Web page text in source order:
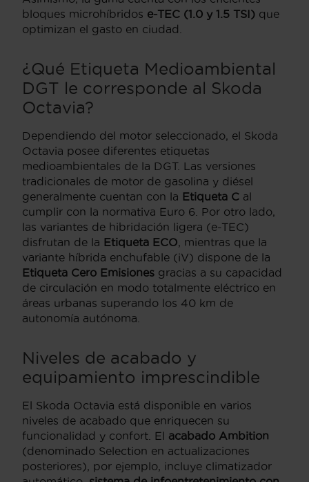
bloques microhíbridos e-TEC (1.0 y 1.5 TSI) que
optimizan el gasto en ciudad.
¿Qué Etiqueta Medioambiental
DGT le corresponde al Skoda
Octavia?
Dependiendo del motor seleccionado, el Skoda
Octavia posee diferentes etiquetas
medioambientales de la DGT. Las versiones
tradicionales de motor de gasolina y diésel
generalmente cuentan con la Etiqueta C al
cumplir con la normativa Euro 6. Por otro lado,
las variantes de hibridación ligera (e-TEC)
disfrutan de la Etiqueta ECO , mientras que la
variante híbrida enchufable (iV) dispone de la
Etiqueta Cero Emisiones gracias a su capacidad
de circulación en modo totalmente eléctrico en
áreas urbanas superando los 40 km de
autonomía autónoma.
Niveles de acabado y
equipamiento imprescindible
El Skoda Octavia está disponible en varios
niveles de acabado que enriquecen su
funcionalidad y confort. El acabado Ambition
(denominado Selection en actualizaciones
posteriores), por ejemplo, incluye climatizador